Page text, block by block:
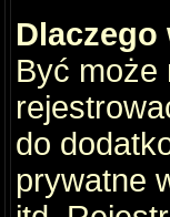
Być może
do
prywatne